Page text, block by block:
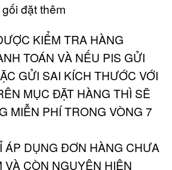
đặt thêm
KIỂM TRA HÀNG
TOÁN VÀ NẾU PIS GỬI
GỬI SAI KÍCH THƯỚC VỚI
MỤC ĐẶT HÀNG THÌ SẼ
MIỄN PHÍ TRONG VÒNG 7
ÁP DỤNG ĐƠN HÀNG CHƯA
VÀ CÒN NGUYÊN HIỆN